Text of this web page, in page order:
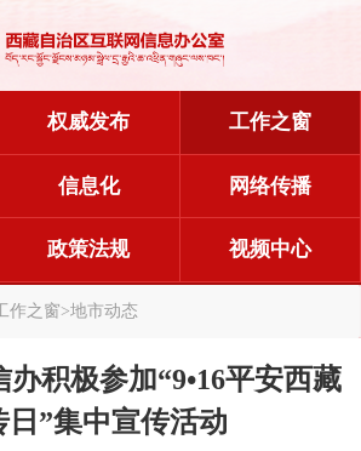
权威发布 工作之窗
信息化 网络传播
政策法规 视频中心
作之窗>地市动态
积极参加“9•16平安西藏
日”集中宣传活动